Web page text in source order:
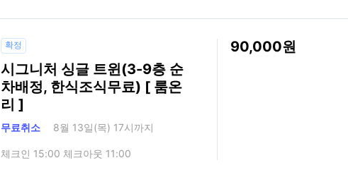
확정
시그니처 싱글 트윈(3-9층 순
차배정, 한식조식무료) [ 룸온
리 ]
무료취소 8월 13일(목) 17시까지
체크인 15:00 체크아웃 11:00
90,000